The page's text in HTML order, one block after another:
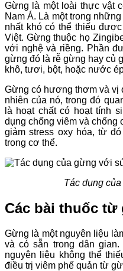
Gừng là một loài thực vật
Nam Á. Là một trong
nhất khó có thể thiếu
Việt. Gừng thuộc họ
với nghệ và riềng. Phần
gừng đó là rễ gừng hay củ
khô, tươi, bột, hoặc nước
Gừng có hương thơm và vị
nhiên của nó, trong đó
là hoạt chất có hoạt tính
dụng chống viêm và chống
giảm stress oxy hóa, từ
trong cơ thể.
Tác dụng
Các bài thuốc từ
Gừng là một nguyên liệu
và có sẵn trong dân
nguyên liệu không thể
điều trị viêm phế quản từ